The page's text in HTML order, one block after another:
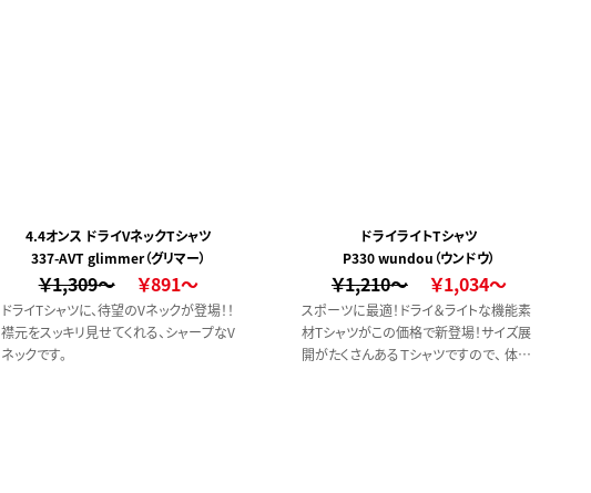
4.4オンス ドライVネックTシャツ
337-AVT glimmer（グリマー）
￥1,309～ ￥891～
ドライTシャツに、待望のVネックが登場！！
襟元をスッキリ見せてくれる、シャープなV
ネックです。
ドライライトTシャツ
P330 wundou（ウンドウ）
￥1,210～ ￥1,034～
スポーツに最適！ドライ＆ライトな機能素
材Tシャツがこの価格で新登場！サイズ展
開がたくさんあるＴシャツですので、 体の